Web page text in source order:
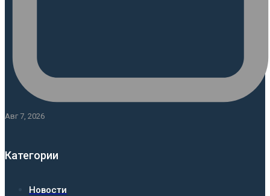
Авг 7, 2026
Категории
Новости